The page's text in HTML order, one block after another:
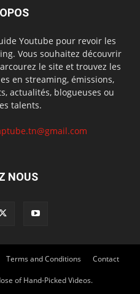
Youtube pour revoir les
Vous souhaitez découvrir
le site et trouvez les
en streaming, émissions,
actualités, blogueuses ou
talents.
NOUS
Terms and Conditions Contact
of Hand-Picked Videos.